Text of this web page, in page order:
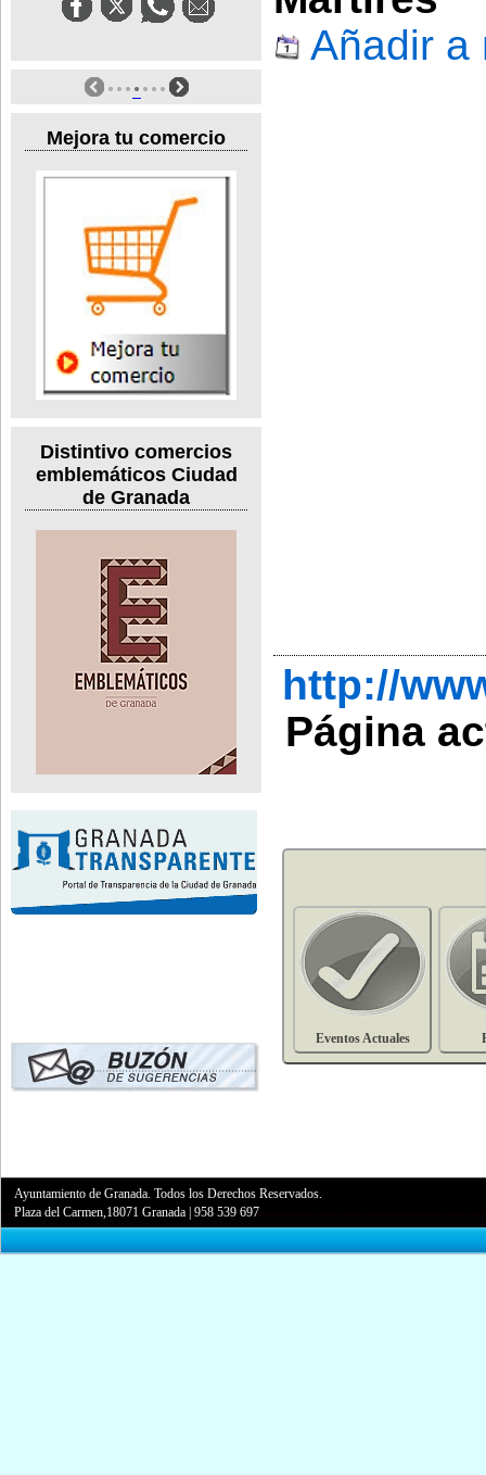
Mejora tu comercio
Distintivo comercios
emblemáticos Ciudad
de Granada
Añadir a
http://
Página
Eventos Actuales
Ayuntamiento de Granada. Todos los Derechos Reservados.
Plaza del Carmen,18071 Granada |958 539 697